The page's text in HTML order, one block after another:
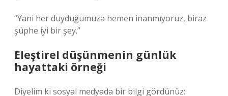
“Yani her duyduğumuza hemen inanmıyoruz, biraz
şüphe iyi bir şey.”
Eleştirel düşünmenin günlük
hayattaki örneği
Diyelim ki sosyal medyada bir bilgi gördünüz: